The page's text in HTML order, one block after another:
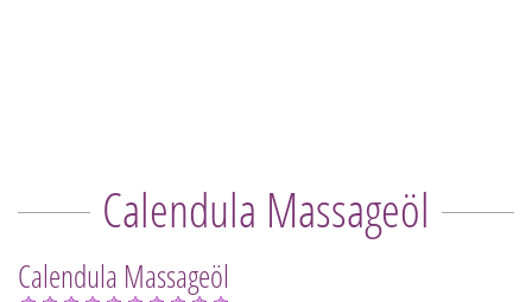
Calendula Massageöl
Calendula Massageöl